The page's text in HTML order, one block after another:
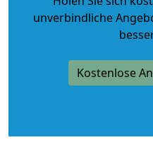
unverbindliche
Kostenlose